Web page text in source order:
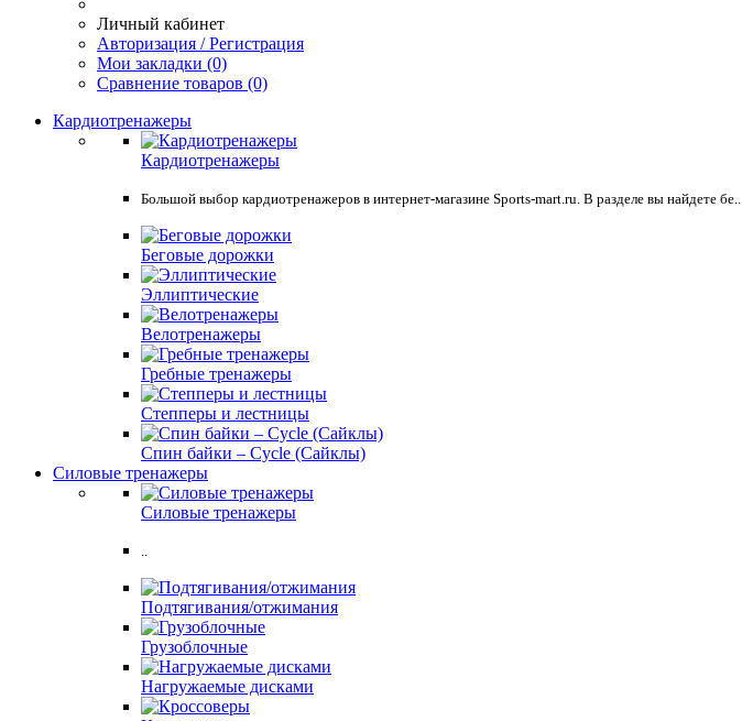
Личный кабинет
Авторизация / Регистрация
Мои закладки (0)
Сравнение товаров (0)
Кардиотренажеры
Кардиотренажеры
Большой выбор кардиотренажеров в интернет-магазине Sports-mart.ru. В разделе вы найдете бе..
Беговые дорожки
Эллиптические
Велотренажеры
Гребные тренажеры
Степперы и лестницы
Спин байки – Cycle (Сайклы)
Силовые тренажеры
Силовые тренажеры
..
Подтягивания/отжимания
Грузоблочные
Нагружаемые дисками